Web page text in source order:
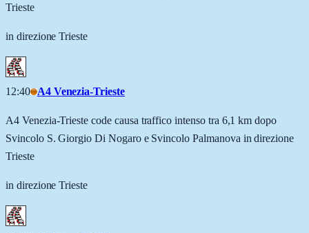
Trieste
in direzione Trieste
12:40 A4 Venezia-Trieste
A4 Venezia-Trieste code causa traffico intenso tra 6,1 km dopo
Svincolo S. Giorgio Di Nogaro e Svincolo Palmanova in direzione
Trieste
in direzione Trieste